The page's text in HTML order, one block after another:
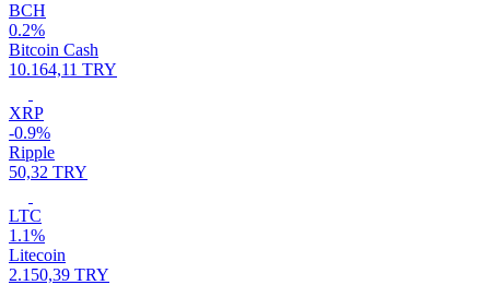
BCH
0.2%
Bitcoin Cash
10.164,11 TRY
XRP
-0.9%
Ripple
50,32 TRY
LTC
1.1%
Litecoin
2.150,39 TRY